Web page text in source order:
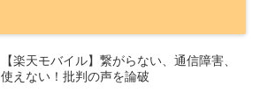
【楽天モバイル】繋がらない、通信障害、
使えない！批判の声を論破